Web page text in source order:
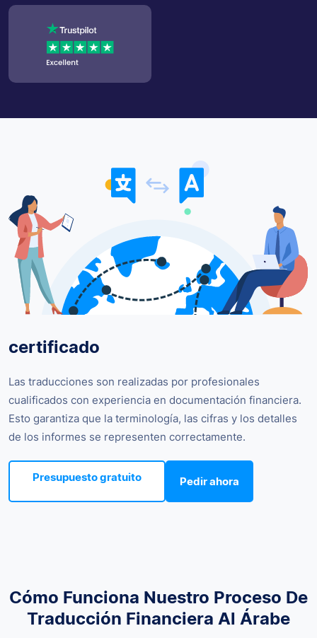
certificado
Las traducciones son realizadas por profesionales
cualificados con experiencia en documentación financiera.
Esto garantiza que la terminología, las cifras y los detalles
de los informes se representen correctamente.
Presupuesto gratuito Pedir ahora
Cómo Funciona Nuestro Proceso De
Traducción Financiera Al Árabe